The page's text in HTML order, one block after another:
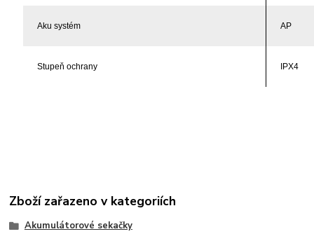
Aku systém AP
Stupeň ochrany IPX4
Zboží zařazeno v kategoriích
Akumulátorové sekačky